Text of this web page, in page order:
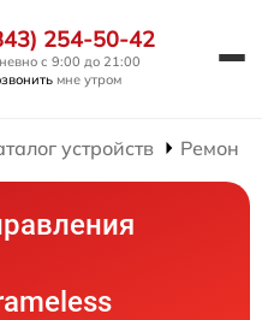
254-50-42
с 9:00 до 21:00
мне утром
устройств Ремонт